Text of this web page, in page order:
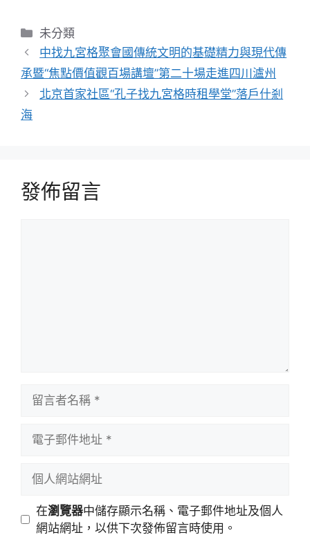
分
類
未分類
中找九宮格聚會國傳統文明的基礎精力與現代傳
承暨“焦點價值觀百場講壇”第二十場走進四川瀘州
北京首家社區“孔子找九宮格時租學堂”落戶什剎
海
發佈留言
址
站
在瀏覽器中儲存顯示名稱、電子郵件地址及個人
網站網址，以供下次發佈留言時使用。